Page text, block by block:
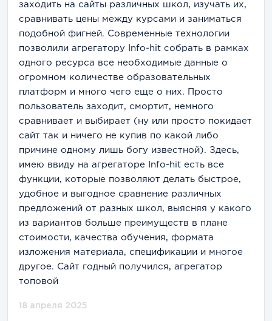
заходить на сайты различных школ, изучать их,
сравнивать цены между курсами и заниматься
подобной фигней. Современные технологии
позволили агрегатору Info-hit собрать в рамках
одного ресурса все необходимые данные о
огромном количестве образовательных
платформ и много чего еще о них. Просто
пользователь заходит, смортит, немного
сравнивает и выбирает (ну или просто покидает
сайт так и ничего не купив по какой либо
причине одному лишь богу известной). Здесь,
имею ввиду на агрегаторе Info-hit есть все
функции, которые позволяют делать быстрое,
удобное и выгодное сравнение различных
предложений от разных школ, выясняя у какого
из вариантов больше преимуществ в плане
стоимости, качества обучения, формата
изложения материала, спецификации и многое
другое. Сайт годный получился, агрегатор
топовой
18 апреля 2025